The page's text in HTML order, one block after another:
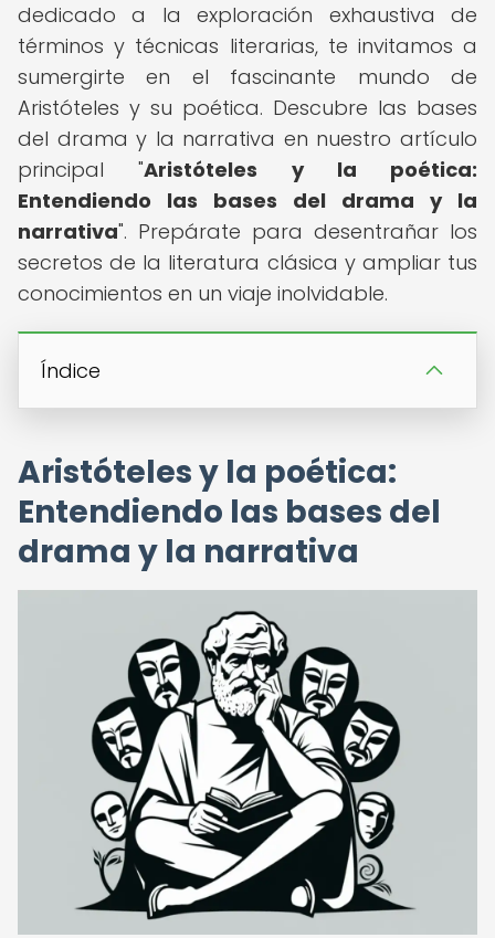
dedicado a la exploración exhaustiva de
términos y técnicas literarias, te invitamos a
sumergirte en el fascinante mundo de
Aristóteles y su poética. Descubre las bases
del drama y la narrativa en nuestro artículo
principal "Aristóteles y la poética:
Entendiendo las bases del drama y la
narrativa". Prepárate para desentrañar los
secretos de la literatura clásica y ampliar tus
conocimientos en un viaje inolvidable.
Índice
Aristóteles y la poética:
Entendiendo las bases del
drama y la narrativa